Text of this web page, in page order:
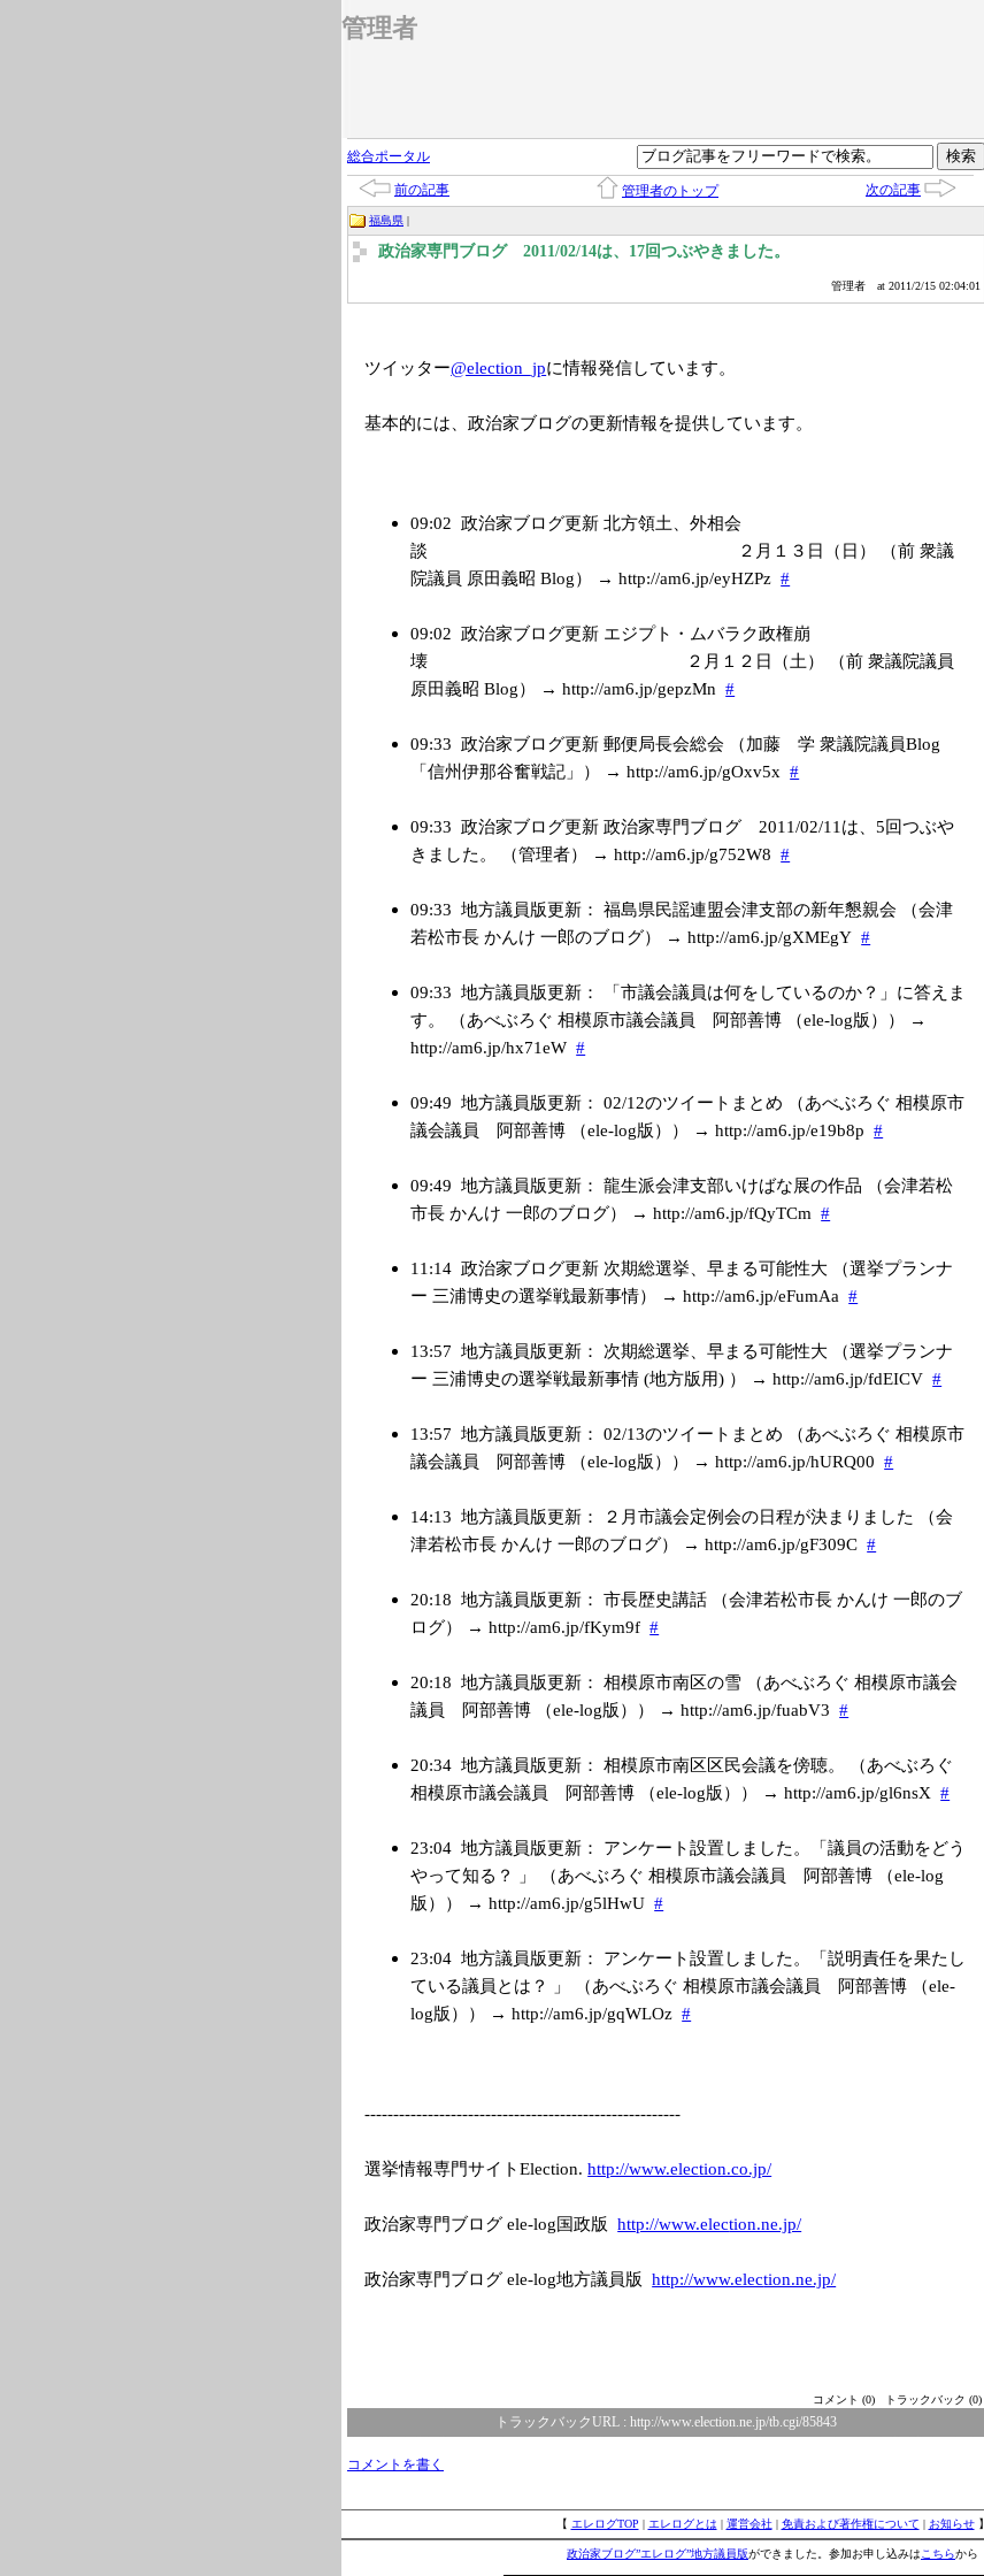
管理者
総合ポータル
前の記事 管理者のトップ 次の記事
福島県 |
政治家専門ブログ 2011/02/14は、17回つぶやきました。
管理者 at 2011/2/15 02:04:01
ツイッター@election_jpに情報発信しています。
基本的には、政治家ブログの更新情報を提供しています。
09:02 政治家ブログ更新 北方領土、外相会
談 ２月１３日（日） （前 衆議
院議員 原田義昭 Blog） → http://am6.jp/eyHZPz #
09:02 政治家ブログ更新 エジプト・ムバラク政権崩
壊 ２月１２日（土） （前 衆議院議員
原田義昭 Blog） → http://am6.jp/gepzMn #
09:33 政治家ブログ更新 郵便局長会総会 （加藤 学 衆議院議員Blog
「信州伊那谷奮戦記」） → http://am6.jp/gOxv5x #
09:33 政治家ブログ更新 政治家専門ブログ 2011/02/11は、5回つぶや
きました。 （管理者） → http://am6.jp/g752W8 #
09:33 地方議員版更新： 福島県民謡連盟会津支部の新年懇親会 （会津
若松市長 かんけ 一郎のブログ） → http://am6.jp/gXMEgY #
09:33 地方議員版更新： 「市議会議員は何をしているのか？」に答えま
す。 （あべぶろぐ 相模原市議会議員 阿部善博 （ele-log版）） →
http://am6.jp/hx71eW #
09:49 地方議員版更新： 02/12のツイートまとめ （あべぶろぐ 相模原市
議会議員 阿部善博 （ele-log版）） → http://am6.jp/e19b8p #
09:49 地方議員版更新： 龍生派会津支部いけばな展の作品 （会津若松
市長 かんけ 一郎のブログ） → http://am6.jp/fQyTCm #
11:14 政治家ブログ更新 次期総選挙、早まる可能性大 （選挙プランナ
ー 三浦博史の選挙戦最新事情） → http://am6.jp/eFumAa #
13:57 地方議員版更新： 次期総選挙、早まる可能性大 （選挙プランナ
ー 三浦博史の選挙戦最新事情 (地方版用) ） → http://am6.jp/fdEICV #
13:57 地方議員版更新： 02/13のツイートまとめ （あべぶろぐ 相模原市
議会議員 阿部善博 （ele-log版）） → http://am6.jp/hURQ00 #
14:13 地方議員版更新： ２月市議会定例会の日程が決まりました （会
津若松市長 かんけ 一郎のブログ） → http://am6.jp/gF309C #
20:18 地方議員版更新： 市長歴史講話 （会津若松市長 かんけ 一郎のブ
ログ） → http://am6.jp/fKym9f #
20:18 地方議員版更新： 相模原市南区の雪 （あべぶろぐ 相模原市議会
議員 阿部善博 （ele-log版）） → http://am6.jp/fuabV3 #
20:34 地方議員版更新： 相模原市南区区民会議を傍聴。 （あべぶろぐ
相模原市議会議員 阿部善博 （ele-log版）） → http://am6.jp/gl6nsX #
23:04 地方議員版更新： アンケート設置しました。「議員の活動をどう
やって知る？ 」 （あべぶろぐ 相模原市議会議員 阿部善博 （ele-log
版）） → http://am6.jp/g5lHwU #
23:04 地方議員版更新： アンケート設置しました。「説明責任を果たし
ている議員とは？ 」 （あべぶろぐ 相模原市議会議員 阿部善博 （ele-
log版）） → http://am6.jp/gqWLOz #
-------------------------------------------------------
選挙情報専門サイトElection.http://www.election.co.jp/
政治家専門ブログ ele-log国政版http://www.election.ne.jp/
政治家専門ブログ ele-log地方議員版http://www.election.ne.jp/
コメント (0) トラックバック (0)
トラックバックURL : http://www.election.ne.jp/tb.cgi/85843
コメントを書く
【 エレログTOP | エレログとは | 運営会社| 免責および著作権について | お知らせ】
政治家ブログ”エレログ”地方議員版ができました。参加お申し込みは こちらから